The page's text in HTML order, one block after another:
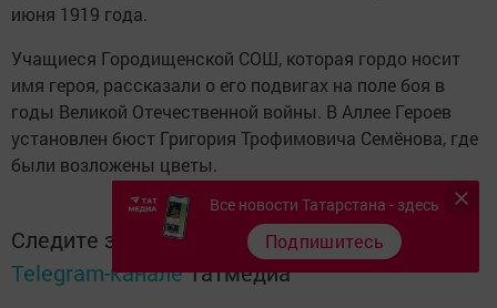
июня 1919 года.
Учащиеся Городищенской СОШ, которая гордо носит
имя героя, рассказали о его подвигах на поле боя в
годы Великой Отечественной войны. В Аллее Героев
установлен бюст Григория Трофимовича Семёнова, где
были возложены цветы.
Следите за самым важным и интересным в
Telegram-каналеТатмедиа
Все новости Татарстана - здесь
Подпишитесь